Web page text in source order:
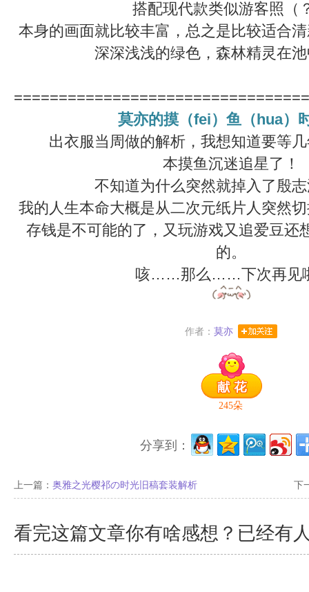
搭配现代款类似游客照（
本身的画面就比较丰富，总之是比较适合
深深浅浅的绿色，森林精灵在
莫亦的摸（fei）鱼（hua）
出衣服当周做的解析，我想知道要等
本摸鱼沉迷追星了！
不知道为什么突然就掉入了殷
我的人生本命大概是从二次元纸片人突然
存钱是不可能的了，又玩游戏又追爱豆还
的。
咳……那么……下次再见
作者：莫亦
245朵
分享到：
上一篇： 奥雅之光樱祁の时光旧稿套装解析 下
看完这篇文章你有啥感想？已经有